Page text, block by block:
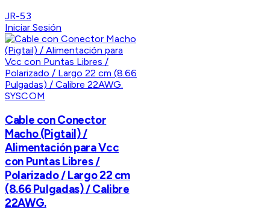
JR-53
Iniciar Sesión
SYSCOM
Cable con Conector
Macho (Pigtail) /
Alimentación para Vcc
con Puntas Libres /
Polarizado / Largo 22 cm
(8.66 Pulgadas) / Calibre
22AWG.